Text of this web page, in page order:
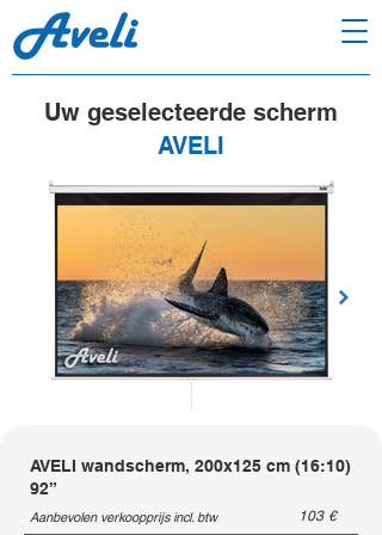
Uw geselecteerde scherm
AVELI
AVELI wandscherm, 200x125 cm (16:10)
92”
Aanbevolen verkoopprijs incl. btw 103 €